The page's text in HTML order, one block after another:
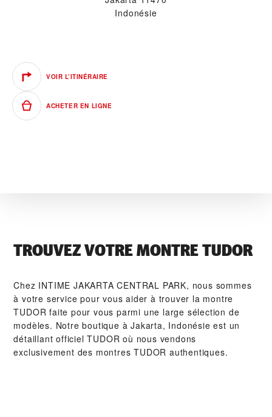
Indonésie
VOIR L’ITINÉRAIRE
ACHETER EN LIGNE
TROUVEZ VOTRE MONTRE TUDOR
Chez ‭INTIME JAKARTA CENTRAL PARK‬, nous sommes
à votre service pour vous aider à trouver la montre
TUDOR faite pour vous parmi une large sélection de
modèles. Notre boutique à Jakarta, Indonésie est un
détaillant officiel TUDOR où nous vendons
exclusivement des montres TUDOR authentiques.